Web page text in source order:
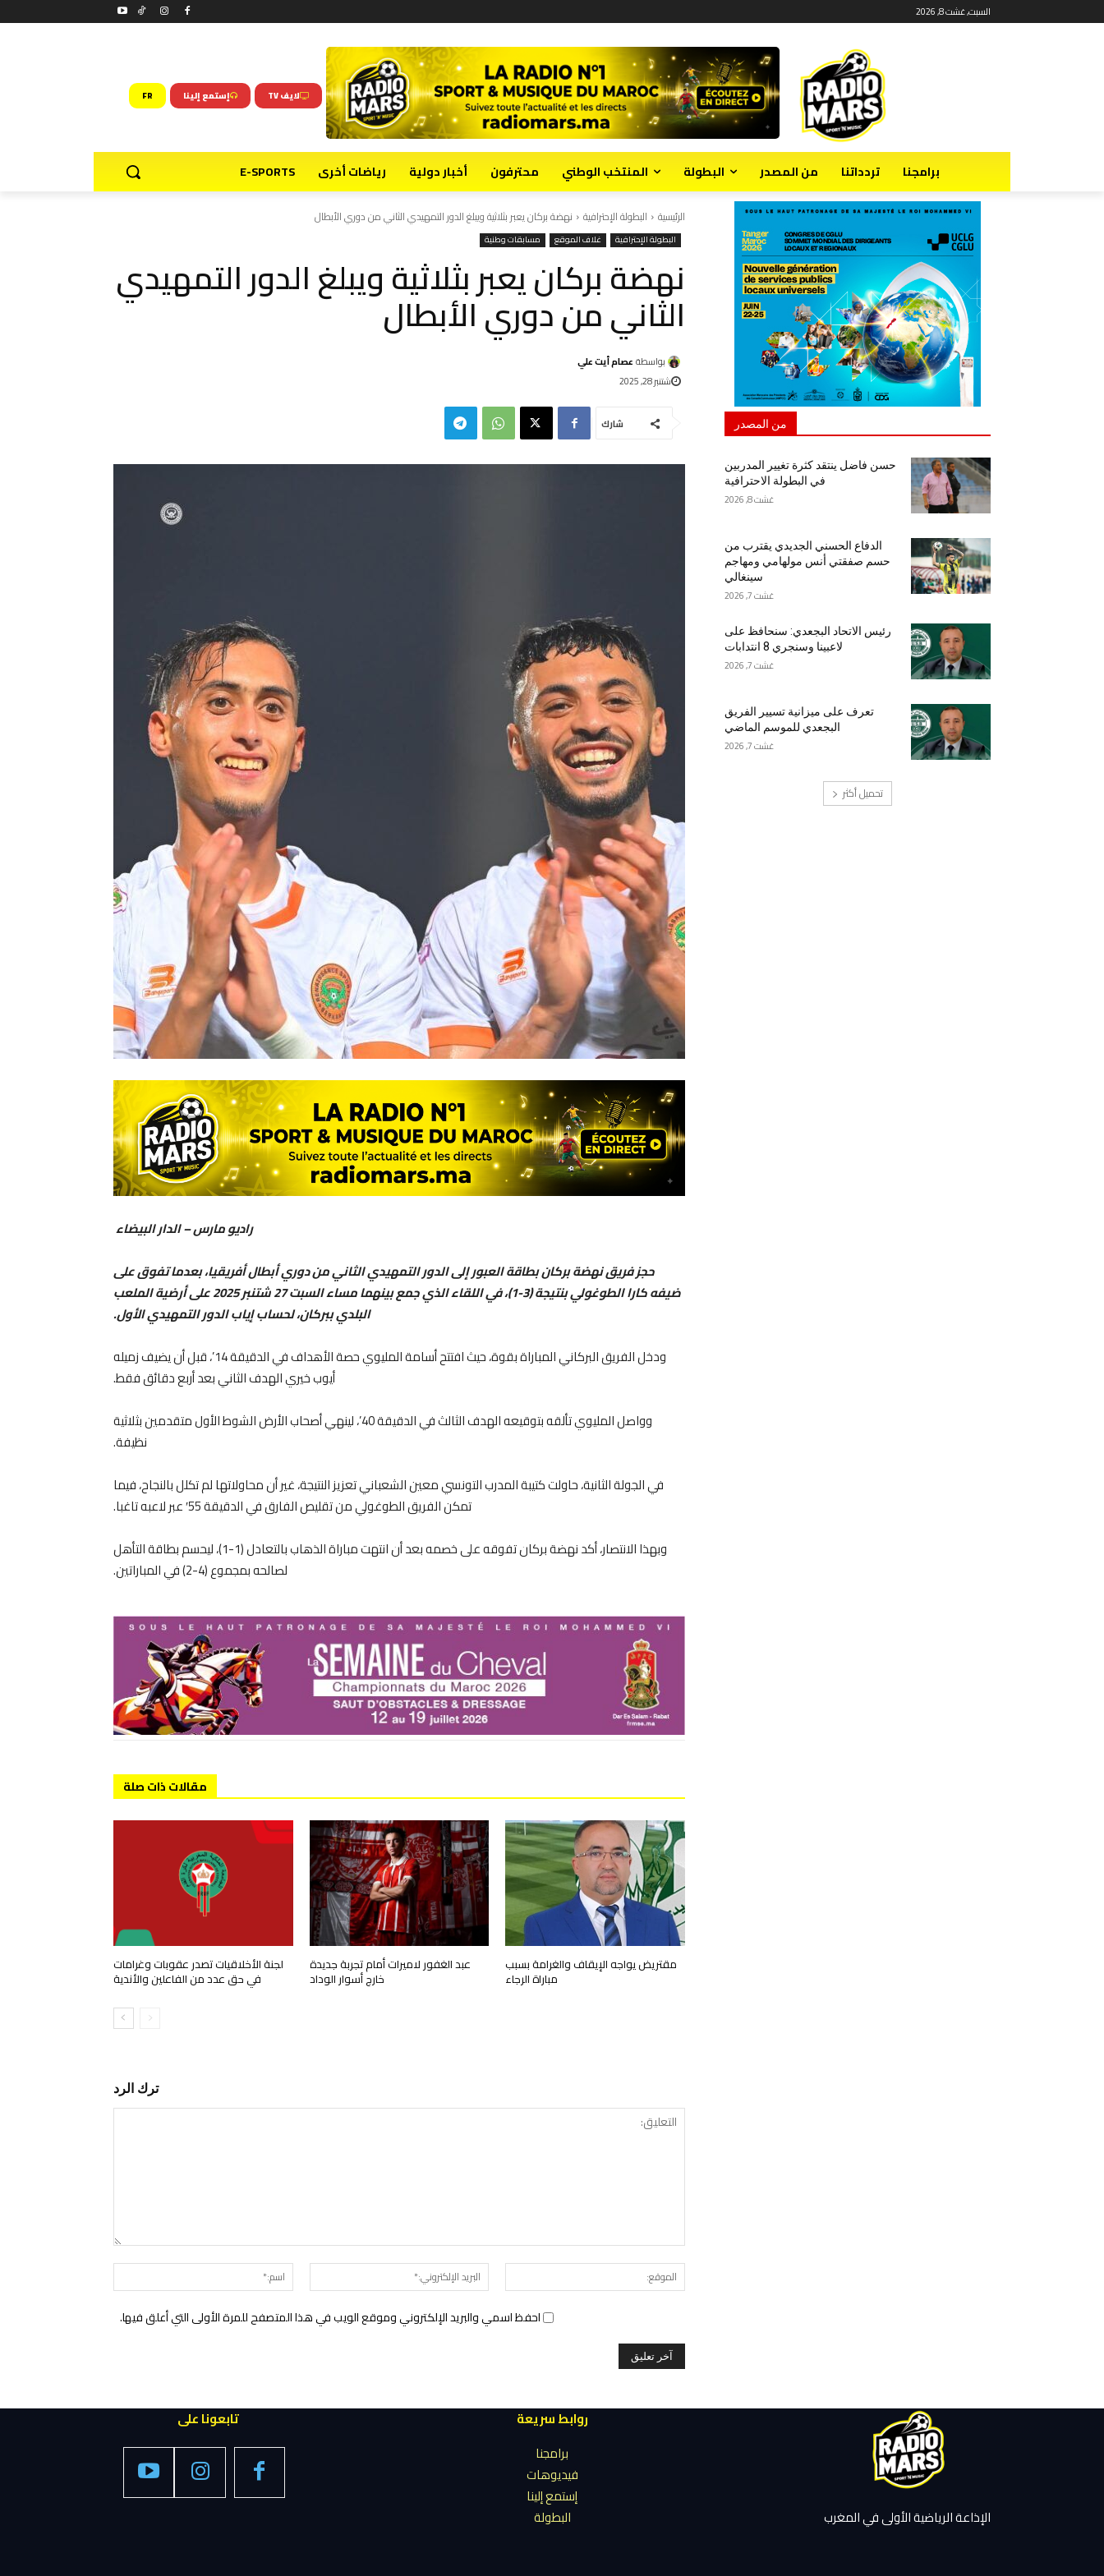
السبت, غشت 8, 2026
لايف TV إستمع إلينا FR
برامجنا تردداتنا من المصدر البطولة المنتخب الوطني محترفون أخبار دولية رياضات أخرى E-SPORTS
الرئيسية البطولة الإحترافية نهضة بركان يعبر بثلاثية ويبلغ الدور التمهيدي الثاني من دوري الأبطال
البطولة الإحترافية غلاف الموقع مسابقات وطنية
نهضة بركان يعبر بثلاثية ويبلغ الدور التمهيدي
الثاني من دوري الأبطال
بواسطة عصام أيت علي
شتنبر 28, 2025
شارك
راديو مارس – الدار البيضاء
حجز فريق نهضة بركان بطاقة العبور إلى الدور التمهيدي الثاني من دوري أبطال أفريقيا، بعدما تفوق على
ضيفه كارا الطوغولي بنتيجة (3-1)، في اللقاء الذي جمع بينهما مساء السبت 27 شتنبر 2025 على أرضية الملعب
البلدي ببركان، لحساب إياب الدور التمهيدي الأول.
ودخل الفريق البركاني المباراة بقوة، حيث افتتح أسامة المليوي حصة الأهداف في الدقيقة 14’، قبل أن يضيف زميله
أيوب خيري الهدف الثاني بعد أربع دقائق فقط.
وواصل المليوي تألقه بتوقيعه الهدف الثالث في الدقيقة 40’، لينهي أصحاب الأرض الشوط الأول متقدمين بثلاثية
نظيفة.
في الجولة الثانية، حاولت كتيبة المدرب التونسي معين الشعباني تعزيز النتيجة، غير أن محاولاتها لم تكلل بالنجاح، فيما
تمكن الفريق الطوغولي من تقليص الفارق في الدقيقة 55′ عبر لاعبه تاغبا.
وبهذا الانتصار، أكد نهضة بركان تفوقه على خصمه بعد أن انتهت مباراة الذهاب بالتعادل (1-1)، ليحسم بطاقة التأهل
لصالحه بمجموع (4-2) في المباراتين.
مقالات ذات صلة
مقتريض يواجه الإيقاف والغرامة بسبب
مباراة الرجاء
عبد الغفور لاميرات أمام تجربة جديدة
خارج أسوار الوداد
لجنة الأخلاقيات تصدر عقوبات وغرامات
في حق عدد من الفاعلين والأندية
ترك الرد
التعليق:
اسم:*
البريد
الإلكتروني:*
الموقع:
احفظ اسمي والبريد الإلكتروني وموقع الويب في هذا المتصفح للمرة الأولى التي أعلق فيها.
من المصدر
حسن فاضل ينتقد كثرة تغيير المدربين
في البطولة الاحترافية
غشت 8, 2026
الدفاع الحسني الجديدي يقترب من
حسم صفقتي أنس مولهامي ومهاجم
سينغالي
غشت 7, 2026
رئيس الاتحاد البجعدي: سنحافظ على
لاعبينا وسنجري 8 انتدابات
غشت 7, 2026
تعرف على ميزانية تسيير الفريق
البجعدي للموسم الماضي
غشت 7, 2026
تحميل أكثر
تابعونا على
روابط سريعة
برامجنا
فيديوهات
إستمع إلينا
البطولة
الإذاعة الرياضية الأولى في المغرب